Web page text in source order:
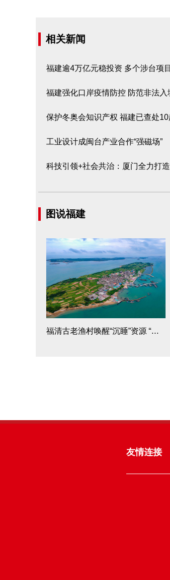
相关新闻
福建逾4万亿元稳投资 多个涉台项
福建强化口岸疫情防控 防范非法入
保护冬奥会知识产权 福建已查处
工业设计成闽台产业合作“强磁场”
科技引领+社会共治：厦门全力打
图说福建
福清古老渔村唤醒“沉睡”资源 “美丽吉岛”乘风破浪
友情连接